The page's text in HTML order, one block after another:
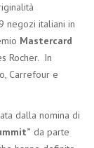
negozi italiani in
Mastercard
Rocher. In
Carrefour e
dalla nomina di
da parte